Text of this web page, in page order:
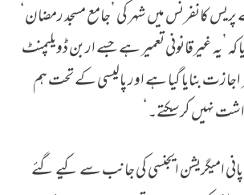
پریس کانفرنس میں شہر کی ’جامع مسجد رمضان‘
’یہ غیرقانونی تعمیر ہے جسے اربن ڈویلپمنٹ
اجازت بنایا گیا ہے اور پالیسی کے تحت ہم
نہیں کر سکتے۔‘
میں جاپانی امیگریشن ایجنسی کی جانب سے کیے گئے